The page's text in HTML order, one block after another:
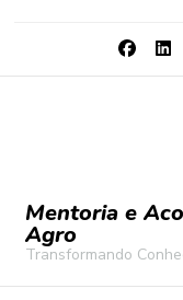
Mentoria e
Agro
Transformando